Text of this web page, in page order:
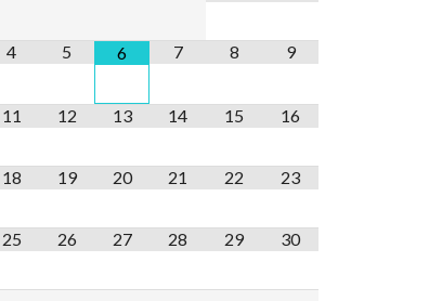
4 5 6 7 8 9
11 12 13 14 15 16
18 19 20 21 22 23
25 26 27 28 29 30